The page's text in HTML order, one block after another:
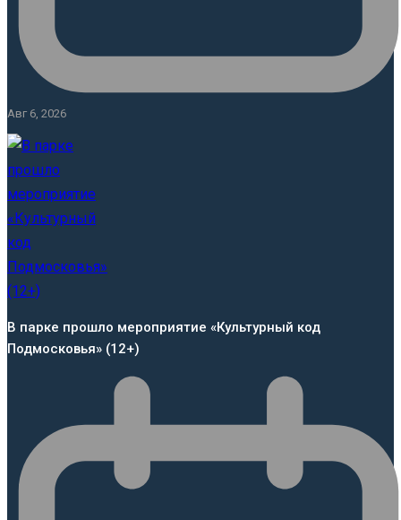
Авг 6, 2026
В парке прошло мероприятие «Культурный код
Подмосковья» (12+)